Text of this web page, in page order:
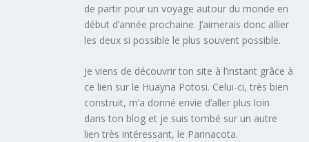
de partir pour un voyage autour du monde en
début d’année prochaine. J’aimerais donc allier
les deux si possible le plus souvent possible.
Je viens de découvrir ton site à l’instant grâce à
ce lien sur le Huayna Potosi. Celui-ci, très bien
construit, m’a donné envie d’aller plus loin
dans ton blog et je suis tombé sur un autre
lien très intéressant, le Parinacota.